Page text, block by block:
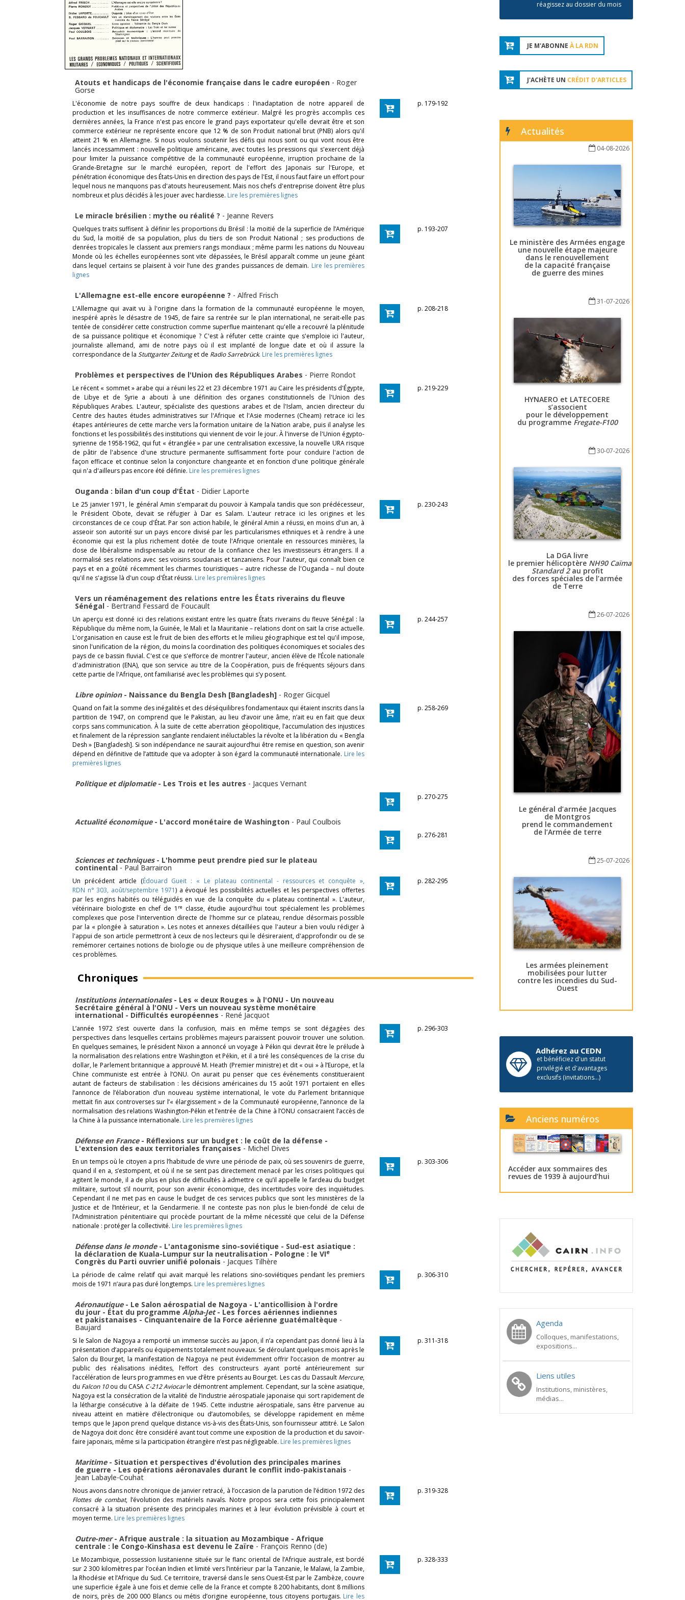
Atouts et handicaps de l'économie française dans le cadre européen - Roger
Gorse
L'économie de notre pays souffre de deux handicaps : l'inadaptation de notre appareil de
production et les insuffisances de notre commerce extérieur. Malgré les progrès accomplis ces
dernières années, la France n'est pas encore le grand pays exportateur qu'elle devrait être et son
commerce extérieur ne représente encore que 12 % de son Produit national brut (PNB) alors qu'il
atteint 21 % en Allemagne. Si nous voulons soutenir les défis qui nous sont ou qui vont nous être
lancés incessamment : nouvelle politique américaine, avec toutes les pressions qui s'exercent déjà
pour limiter la puissance compétitive de la communauté européenne, irruption prochaine de la
Grande-Bretagne sur le marché européen, report de l'effort des Japonais sur l'Europe, et
pénétration économique des États-Unis en direction des pays de l'Est, il nous faut faire un effort pour
lequel nous ne manquons pas d'atouts heureusement. Mais nos chefs d'entreprise doivent être plus
nombreux et plus décidés à les jouer avec hardiesse. Lire les premières lignes
p. 179-192
Le miracle brésilien : mythe ou réalité ? - Jeanne Revers
Quelques traits suffisent à définir les proportions du Brésil : la moitié de la superficie de l’Amérique
du Sud, la moitié de sa population, plus du tiers de son Produit National ; ses productions de
denrées tropicales le classent aux premiers rangs mondiaux ; même parmi les nations du Nouveau
Monde où les échelles européennes sont vite dépassées, le Brésil apparaît comme un jeune géant
dans lequel certains se plaisent à voir l’une des grandes puissances de demain. Lire les premières
lignes
p. 193-207
L'Allemagne est-elle encore européenne ? - Alfred Frisch
L'Allemagne qui avait vu à l'origine dans la formation de la communauté européenne le moyen,
inespéré après le désastre de 1945, de faire sa rentrée sur le plan international, ne serait-elle pas
tentée de considérer cette construction comme superflue maintenant qu'elle a recouvré la plénitude
de sa puissance politique et économique ? C'est à réfuter cette crainte que s'emploie ici l'auteur,
journaliste allemand, ami de notre pays où il est implanté de longue date et où il assure la
correspondance de la Stuttgarter Zeitunget de Radio Sarrebrück. Lire les premières lignes
p. 208-218
Problèmes et perspectives de l'Union des Républiques Arabes - Pierre Rondot
Le récent « sommet » arabe qui a réuni les 22 et 23 décembre 1971 au Caire les présidents d'Égypte,
de Libye et de Syrie a abouti à une définition des organes constitutionnels de l'Union des
Républiques Arabes. L'auteur, spécialiste des questions arabes et de l'Islam, ancien directeur du
Centre des hautes études administratives sur l'Afrique et l'Asie modernes (Cheam) retrace ici les
étapes antérieures de cette marche vers la formation unitaire de la Nation arabe, puis il analyse les
fonctions et les possibilités des institutions qui viennent de voir le jour. À l'inverse de l'Union égypto-
syrienne de 1958-1962, qui fut « étranglée » par une centralisation excessive, la nouvelle URA risque
de pâtir de l'absence d'une structure permanente suffisamment forte pour conduire l'action de
façon efficace et continue selon la conjoncture changeante et en fonction d'une politique générale
qui n'a d'ailleurs pas encore été définie. Lire les premières lignes
p. 219-229
Ouganda : bilan d'un coup d'État - Didier Laporte
Le 25 janvier 1971, le général Amin s'emparait du pouvoir à Kampala tandis que son prédécesseur,
le Président Obote, devait se réfugier à Dar es Salam. L'auteur retrace ici les origines et les
circonstances de ce coup d'État. Par son action habile, le général Amin a réussi, en moins d'un an, à
asseoir son autorité sur un pays encore divisé par les particularismes ethniques et à rendre à une
économie qui est la plus richement dotée de toute l'Afrique orientale en ressources minières, la
dose de libéralisme indispensable au retour de la confiance chez les investisseurs étrangers. Il a
normalisé ses relations avec ses voisins soudanais et tanzaniens. Pour l'auteur, qui connaît bien ce
pays et en a goûté récemment les charmes touristiques – autre richesse de l'Ouganda – nul doute
qu'il ne s'agisse là d'un coup d'État réussi. Lire les premières lignes
p. 230-243
Vers un réaménagement des relations entre les États riverains du fleuve
Sénégal - Bertrand Fessard de Foucault
Un aperçu est donné ici des relations existant entre les quatre États riverains du fleuve Sénégal : la
République du même nom, la Guinée, le Mali et la Mauritanie – relations dont on sait la crise actuelle.
L'organisation en cause est le fruit de bien des efforts et le milieu géographique est tel qu'il impose,
sinon l'unification de la région, du moins la coordination des politiques économiques et sociales des
pays de ce bassin fluvial. C'est ce que s'efforce de montrer l'auteur, ancien élève de l’École nationale
d'administration (ENA), que son service au titre de la Coopération, puis de fréquents séjours dans
cette partie de l'Afrique, ont familiarisé avec les problèmes qui s'y posent.
p. 244-257
Libre opinion- Naissance du Bengla Desh [Bangladesh] - Roger Gicquel
Quand on fait la somme des inégalités et des déséquilibres fondamentaux qui étaient inscrits dans la
partition de 1947, on comprend que le Pakistan, au lieu d’avoir une âme, n’ait eu en fait que deux
corps sans communication. À la suite de cette aberration géopolitique, l’accumulation des injustices
et finalement de la répression sanglante rendaient inéluctables la révolte et la libération du « Bengla
Desh » [Bangladesh]. Si son indépendance ne saurait aujourd’hui être remise en question, son avenir
dépend en définitive de l’attitude que va adopter à son égard la communauté internationale. Lire les
premières lignes
p. 258-269
Politique et diplomatie- Les Trois et les autres - Jacques Vernant
p. 270-275
Actualité économique- L'accord monétaire de Washington - Paul Coulbois
p. 276-281
Sciences et techniques - L'homme peut prendre pied sur le plateau
continental - Paul Barrairon
Un précédent article (Édouard Gueit : « Le plateau continental - ressources et conquête »,
RDN n° 303, août/septembre 1971) a évoqué les possibilités actuelles et les perspectives offertes
par les engins habités ou téléguidés en vue de la conquête du « plateau continental ». L'auteur,
vétérinaire biologiste en chef de 1 reclasse, étudie aujourd'hui tout spécialement les problèmes
complexes que pose l'intervention directe de l'homme sur ce plateau, rendue désormais possible
par la « plongée à saturation ». Les notes et annexes détaillées que l'auteur a bien voulu rédiger à
l'appui de son article permettront à ceux de nos lecteurs qui le désireraient, d'approfondir ou de se
remémorer certaines notions de biologie ou de physique utiles à une meilleure compréhension de
ces problèmes.
p. 282-295
Chroniques
Institutions internationales- Les « deux Rouges » à l'ONU - Un nouveau
Secrétaire général à l'ONU - Vers un nouveau système monétaire
international - Difficultés européennes - René Jacquot
L’année 1972 s’est ouverte dans la confusion, mais en même temps se sont dégagées des
perspectives dans lesquelles certains problèmes majeurs paraissent pouvoir trouver une solution.
En quelques semaines, le président Nixon a annoncé un voyage à Pékin qui devrait être le prélude à
la normalisation des relations entre Washington et Pékin, et il a tiré les conséquences de la crise du
dollar, le Parlement britannique a approuvé M. Heath (Premier ministre) et dit « oui » à l’Europe, et la
Chine communiste est entrée à l’ONU. On aurait pu penser que ces événements constitueraient
autant de facteurs de stabilisation : les décisions américaines du 15 août 1971 portaient en elles
l’annonce de l’élaboration d’un nouveau système international, le vote du Parlement britannique
mettait fin aux controverses sur l’« élargissement » de la Communauté européenne, l’annonce de la
normalisation des relations Washington-Pékin et l’entrée de la Chine à l’ONU consacraient l’accès de
la Chine à la puissance internationale. Lire les premières lignes
p. 296-303
Défense en France- Réflexions sur un budget : le coût de la défense -
L'extension des eaux territoriales françaises - Michel Dives
En un temps où le citoyen a pris l’habitude de vivre une période de paix, où ses souvenirs de guerre,
quand il en a, s’estompent, et où il ne se sent pas directement menacé par les crises politiques qui
agitent le monde, il a de plus en plus de difficultés à admettre ce qu’il appelle le fardeau du budget
militaire, surtout s’il nourrit, pour son avenir économique, des incertitudes voire des inquiétudes.
Cependant il ne met pas en cause le budget de ces services publics que sont les ministères de la
Justice et de l’Intérieur, et la Gendarmerie. Il ne conteste pas non plus le bien-fondé de celui de
l’Administration pénitentiaire qui procède pourtant de la même nécessité que celui de la Défense
nationale : protéger la collectivité. Lire les premières lignes
p. 303-306
Défense dans le monde- L'antagonisme sino-soviétique - Sud-est asiatique :
la déclaration de Kuala-Lumpur sur la neutralisation - Pologne : le VIe
Congrès du Parti ouvrier unifié polonais - Jacques Tilhère
La période de calme relatif qui avait marqué les relations sino-soviétiques pendant les premiers
mois de 1971 n’aura pas duré longtemps. Lire les premières lignes
p. 306-310
Aéronautique - Le Salon aérospatial de Nagoya - L'anticollision à l'ordre
du jour - État du programme Alpha-Jet- Les forces aériennes indiennes
et pakistanaises - Cinquantenaire de la Force aérienne guatémaltèque -
Baujard
Si le Salon de Nagoya a remporté un immense succès au Japon, il n’a cependant pas donné lieu à la
présentation d’appareils ou équipements totalement nouveaux. Se déroulant quelques mois après le
Salon du Bourget, la manifestation de Nagoya ne peut évidemment offrir l’occasion de montrer au
public des réalisations inédites, l’effort des constructeurs ayant porté antérieurement sur
l’accélération de leurs programmes en vue d’être présents au Bourget. Les cas du Dassault Mercure,
du Falcon 10ou du CASA C-212Aviocarle démontrent amplement. Cependant, sur la scène asiatique,
Nagoya est la consécration de la vitalité de l’industrie aérospatiale japonaise qui sort rapidement de
la léthargie consécutive à la défaite de 1945. Cette industrie aérospatiale, sans être parvenue au
niveau atteint en matière d’électronique ou d’automobiles, se développe rapidement en même
temps que le Japon prend quelque distance vis-à-vis des États-Unis, son fournisseur attitré. Le Salon
de Nagoya doit donc être considéré avant tout comme une exposition de la production et du savoir-
faire japonais, même si la participation étrangère n’est pas négligeable. Lire les premières lignes
p. 311-318
Maritime - Situation et perspectives d'évolution des principales marines
de guerre - Les opérations aéronavales durant le conflit indo-pakistanais -
Jean Labayle-Couhat
Nous avons dans notre chronique de janvier retracé, à l’occasion de la parution de l’édition 1972 des
Flottes de combat, l’évolution des matériels navals. Notre propos sera cette fois principalement
consacré à la situation présente des principales marines et à leur évolution prévisible à court et
moyen terme. Lire les premières lignes
p. 319-328
Outre-mer- Afrique australe : la situation au Mozambique - Afrique
centrale : le Congo-Kinshasa est devenu le Zaïre - François Renno (de)
Le Mozambique, possession lusitanienne située sur le flanc oriental de l’Afrique australe, est bordé
sur 2 300 kilomètres par l’océan Indien et limité vers l’intérieur par la Tanzanie, le Malawi, la Zambie,
la Rhodésie et l’Afrique du Sud. Ce territoire, traversé dans le sens Ouest-Est par le Zambèze, couvre
une superficie égale à une fois et demie celle de la France et compte 8 200 habitants, dont 8 millions
de noirs, près de 200 000 Blancs ou métis d’origine européenne, tous citoyens portugais. Lire les
p. 328-333
réagissez au dossier du mois
JE M'ABONNE À LA RDN
J'ACHÈTE UN CRÉDIT D'ARTICLES
Actualités
04-08-2026
Le ministère des Armées engage
une nouvelle étape majeure
dans le renouvellement
de la capacité française
de guerre des mines
31-07-2026
HYNAERO et LATECOERE
s’associent
pour le développement
du programme Fregate-F100
30-07-2026
La DGA livre
le premier hélicoptère NH90 Caïman
Standard 2au profit
des forces spéciales de l’armée
de Terre
26-07-2026
Le général d’armée Jacques
de Montgros
prend le commandement
de l’Armée de terre
25-07-2026
Les armées pleinement
mobilisées pour lutter
contre les incendies du Sud-
Ouest
Adhérez au CEDN
et bénéficiez d'un statut
privilégié et d'avantages
exclusifs (invitations...)
Anciens numéros
Accéder aux sommaires des
revues de 1939 à aujourd’hui
Agenda
Colloques, manifestations,
expositions...
Liens utiles
Institutions, ministères,
médias...